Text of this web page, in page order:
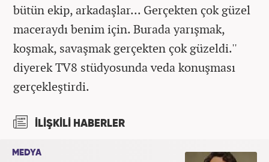
bütün ekip, arkadaşlar... Gerçekten çok güzel
maceraydı benim için. Burada yarışmak,
koşmak, savaşmak gerçekten çok güzeldi.''
diyerek TV8 stüdyosunda veda konuşması
gerçekleştirdi.
İLİŞKİLİ HABERLER
MEDYA